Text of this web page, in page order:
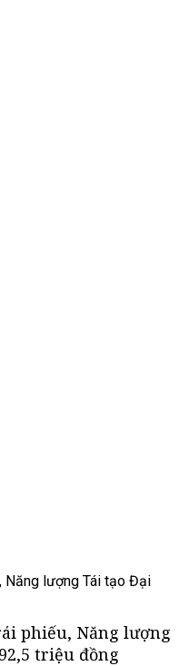
Năng lượng Tái tạo Đại
phiếu, Năng lượng
triệu đồng